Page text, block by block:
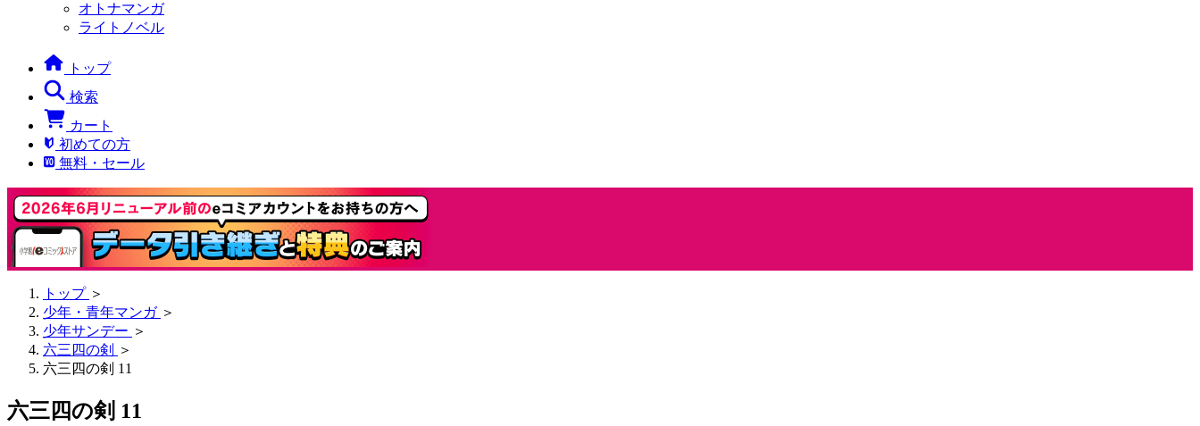
オトナマンガ
ライトノベル
トップ
検索
カート
初めての方
無料・セール
トップ ＞
少年・青年マンガ ＞
少年サンデー ＞
六三四の剣
＞
六三四の剣 11
六三四の剣 11